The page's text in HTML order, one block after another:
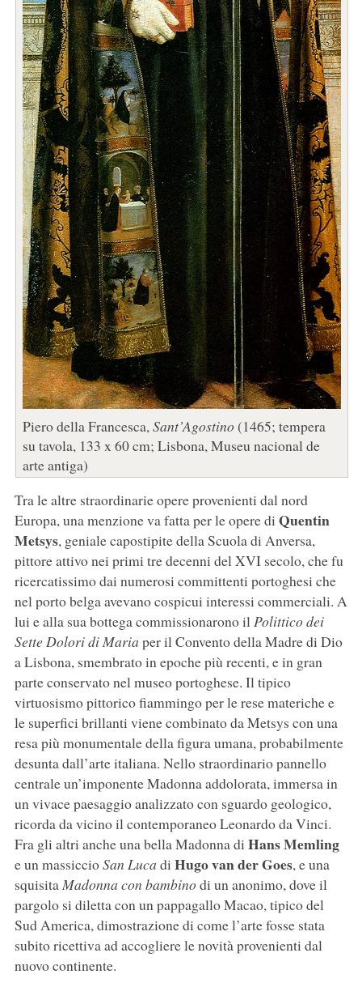
Piero della Francesca,Sant’Agostino(1465; tempera
su tavola, 133 x 60 cm; Lisbona, Museu nacional de
arte antiga)
Tra le altre straordinarie opere provenienti dal nord
Europa, una menzione va fatta per le opere di Quentin
Metsys, geniale capostipite della Scuola di Anversa,
pittore attivo nei primi tre decenni del XVI secolo, che fu
ricercatissimo dai numerosi committenti portoghesi che
nel porto belga avevano cospicui interessi commerciali. A
lui e alla sua bottega commissionarono ilPolittico dei
Sette Dolori di Maria per il Convento della Madre di Dio
a Lisbona, smembrato in epoche più recenti, e in gran
parte conservato nel museo portoghese. Il tipico
virtuosismo pittorico fiammingo per le rese materiche e
le superfici brillanti viene combinato da Metsys con una
resa più monumentale della figura umana, probabilmente
desunta dall’arte italiana. Nello straordinario pannello
centrale un’imponente Madonna addolorata, immersa in
un vivace paesaggio analizzato con sguardo geologico,
ricorda da vicino il contemporaneo Leonardo da Vinci.
Fra gli altri anche una bella Madonna di Hans Memling
e un massiccioSan Luca di Hugo van der Goes, e una
squisitaMadonna con bambinodi un anonimo, dove il
pargolo si diletta con un pappagallo Macao, tipico del
Sud America, dimostrazione di come l’arte fosse stata
subito ricettiva ad accogliere le novità provenienti dal
nuovo continente.